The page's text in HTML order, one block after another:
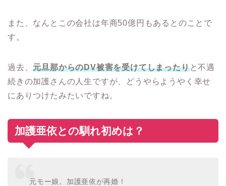
また、なんとこの会社は年商50億円もあるとのことで
す。
過去、元旦那からのDV被害を受けてしまったりと不遇
続きの加護さんの人生ですが、どうやらようやく幸せ
にありつけたみたいですね。
加護亜依との馴れ初めは？
元モー娘。加護亜依が再婚！